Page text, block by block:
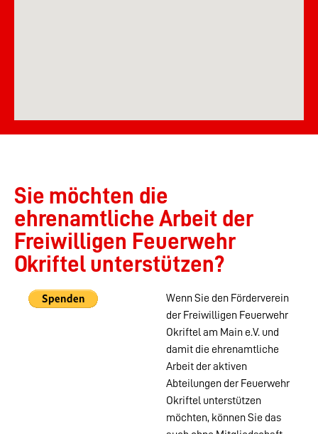
Sie möchten die
ehrenamtliche Arbeit der
Freiwilligen Feuerwehr
Okriftel unterstützen?
Wenn Sie den Förderverein
der Freiwilligen Feuerwehr
Okriftel am Main e.V. und
damit die ehrenamtliche
Arbeit der aktiven
Abteilungen der Feuerwehr
Okriftel unterstützen
möchten, können Sie das